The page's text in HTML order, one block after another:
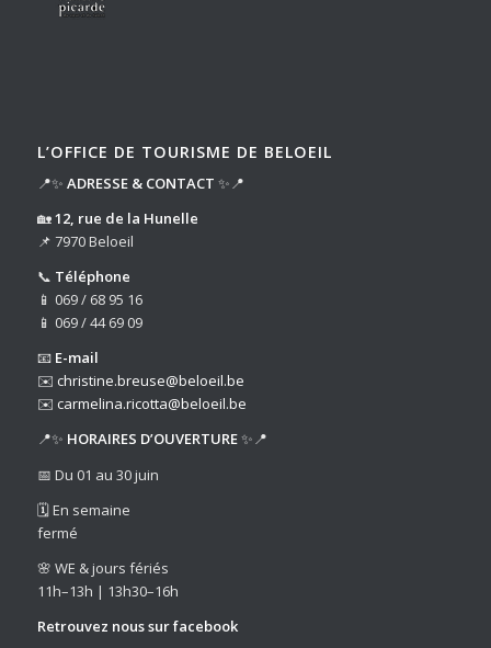
L’OFFICE DE TOURISME DE BELOEIL
📍✨ ADRESSE & CONTACT ✨📍
🏡12, rue de la Hunelle
📌 7970 Beloeil
📞 Téléphone
📱 069 / 68 95 16
📱 069 / 44 69 09
📧 E-mail
✉️ christine.breuse@beloeil.be
✉️ carmelina.ricotta@beloeil.be
📍✨ HORAIRES D’OUVERTURE✨📍
📅 Du 01 au 30 juin
🗓️ En semaine
fermé
🌸 WE & jours fériés
11h–13h | 13h30–16h
Retrouvez nous surfacebook